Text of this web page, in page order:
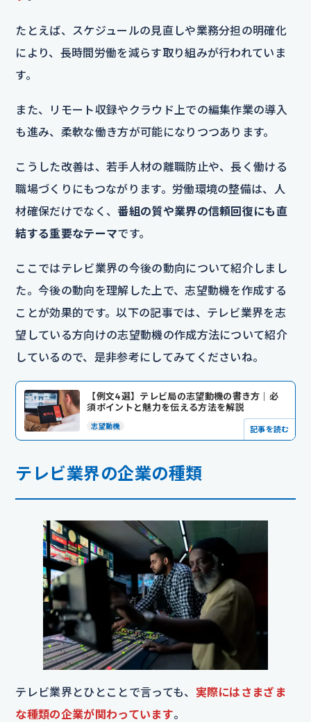
たとえば、スケジュールの見直しや業務分担の明確化
により、長時間労働を減らす取り組みが行われていま
す。
また、リモート収録やクラウド上での編集作業の導入
も進み、柔軟な働き方が可能になりつつあります。
こうした改善は、若手人材の離職防止や、長く働ける
職場づくりにもつながります。労働環境の整備は、人
材確保だけでなく、 番組の質や業界の信頼回復にも直
結する重要なテーマです。
ここではテレビ業界の今後の動向について紹介しまし
た。今後の動向を理解した上で、志望動機を作成する
ことが効果的です。以下の記事では、テレビ業界を志
望している方向けの志望動機の作成方法について紹介
しているので、是非参考にしてみてくださいね。
【例文4選】テレビ局の志望動機の書き方｜必
須ポイントと魅力を伝える方法を解説
志望動機 記事を読む
テレビ業界の企業の種類
テレビ業界とひとことで言っても、 実際にはさまざま
な種類の企業が関わっています。